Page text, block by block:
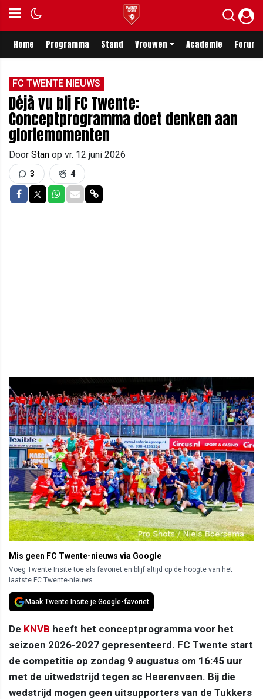
Home Programma Stand Vrouwen Academie Forum
FC TWENTE NIEUWS
Déjà vu bij FC Twente:
Conceptprogramma doet denken aan
gloriemomenten
Door Stan op vr. 12 juni 2026
3 4
Delen op Facebook
Delen op Twitter
Delen op Whatsapp
Delen via Mail
Delen via link
Mis geen FC Twente-nieuws via Google
Voeg Twente Insite toe als favoriet en blijf altijd op de hoogte van het
laatste FC Twente-nieuws.
Maak Twente Insite je Google-favoriet
De KNVB heeft het conceptprogramma voor het
seizoen 2026-2027 gepresenteerd. FC Twente start
de competitie op zondag 9 augustus om 16:45 uur
met de uitwedstrijd tegen sc Heerenveen. Bij die
wedstrijd mogen geen uitsupporters van de Tukkers